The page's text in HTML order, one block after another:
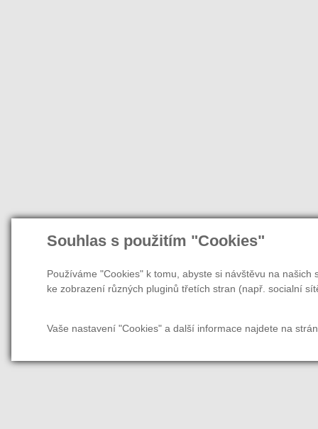
Souhlas s použitím "Cookies"
Používáme "Cookies" k tomu, abyste si návštěvu na
ke zobrazení různých pluginů třetích stran (např. socialní
Vaše nastavení "Cookies" a další informace najdete na